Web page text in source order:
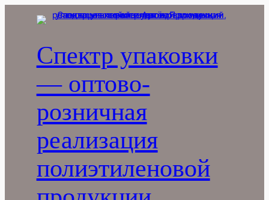
Перейти
Спектр упаковки
— оптово-
розничная
реализация
полиэтиленовой